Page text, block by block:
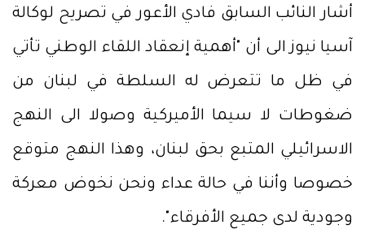
أشار النائب السابق فادي الأعور في تصريح لوكالة
آسيا نيوز الى أن "أهمية إنعقاد اللقاء الوطني تأتي
في ظل ما تتعرض له السلطة في لبنان من
ضغوطات لا سيما الأميركية وصولا الى النهج
الاسرائيلي المتبع بحق لبنان، وهذا النهج متوقع
خصوصا وأننا في حالة عداء ونحن نخوض معركة
وجودية لدى جميع الأفرقاء".